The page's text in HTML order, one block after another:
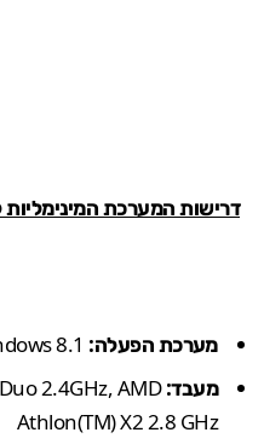
דרישות המערכת
מערכת הפעלה:
מעבד: 2.4GHz, AMD
Athlon(TM) X2 2.8 GHz